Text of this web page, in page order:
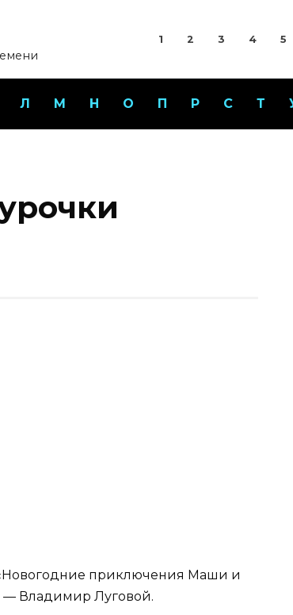
1 2 3 4 5
Л М Н О П Р С Т
«Новогодние приключения Маши и
— Владимир Луговой.